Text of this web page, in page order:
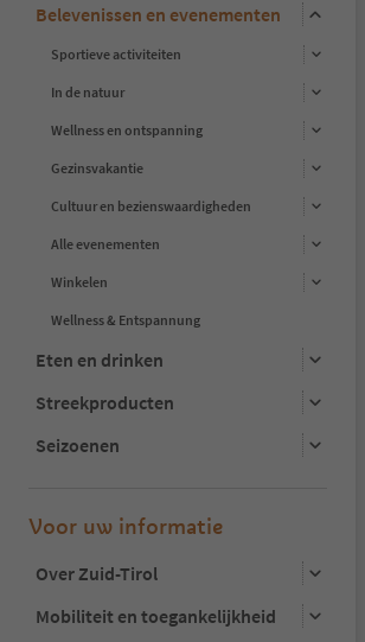
Belevenissen en evenementen
Sportieve activiteiten
In de natuur
Wellness en ontspanning
Gezinsvakantie
Cultuur en bezienswaardigheden
Alle evenementen
Winkelen
Wellness & Entspannung
Eten en drinken
Streekproducten
Seizoenen
Voor uw informatie
Over Zuid-Tirol
Mobiliteit en toegankelijkheid